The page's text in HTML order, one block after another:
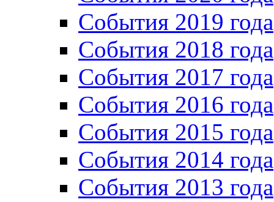
События 2019 года
События 2018 года
События 2017 года
События 2016 года
События 2015 года
События 2014 года
События 2013 года